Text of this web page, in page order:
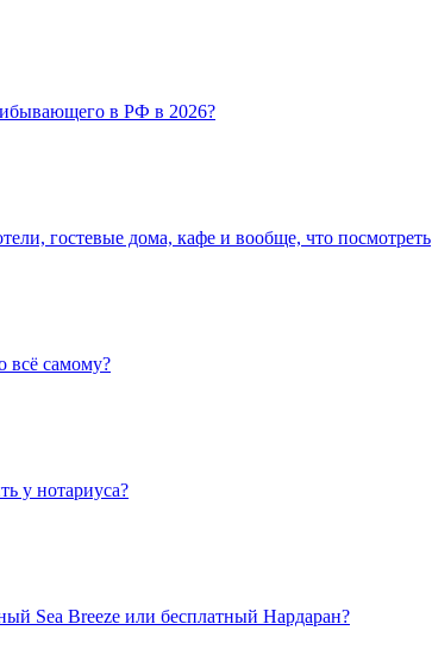
в РФ в 2026?
гостевые дома, кафе и вообще, что посмотреть
всё самому?
у нотариуса?
Sea Breeze или бесплатный Нардаран?